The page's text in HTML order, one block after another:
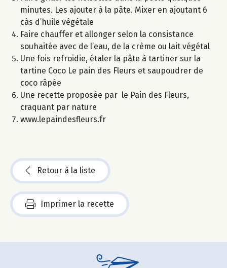
minutes. Les ajouter à la pâte. Mixer en ajoutant 6
càs d’huile végétale
Faire chauffer et allonger selon la consistance
souhaitée avec de l’eau, de la crème ou lait végétal
Une fois refroidie, étaler la pâte à tartiner sur la
tartine Coco Le pain des Fleurs et saupoudrer de
coco râpée
Une recette proposée par le Pain des Fleurs,
craquant par nature
www.lepaindesfleurs.fr
Retour à la liste
Imprimer la recette